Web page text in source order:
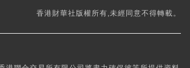
香港財華社版權所有,未經同意不得轉載。